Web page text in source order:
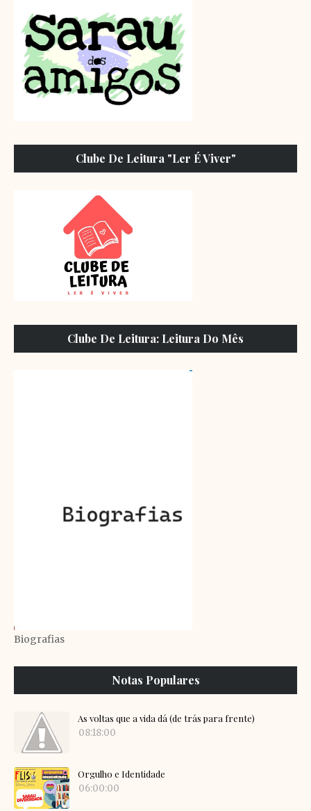
Clube De Leitura "Ler É Viver"
Clube De Leitura: Leitura Do Mês
Biografias
Notas Populares
As voltas que a vida dá (de trás para frente)
08:18:00
Orgulho e Identidade
06:00:00